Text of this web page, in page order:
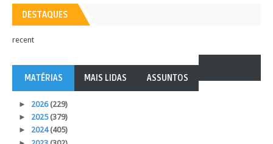
DESTAQUES
recent
MATÉRIAS MAIS LIDAS ASSUNTOS
► 2026(229)
► 2025(379)
► 2024(405)